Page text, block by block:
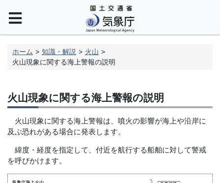
ホーム 知識・解説
火山
火山現象に関する海上警報の説明
火山現象に関する海上警報の説明
火山現象に関する海上警報は、噴火の影響が海上や沿岸に
及ぶ恐れがある場合に発表します。
緯度・経度を指定して、付近を航行する船舶に対して警戒
を呼びかけます。